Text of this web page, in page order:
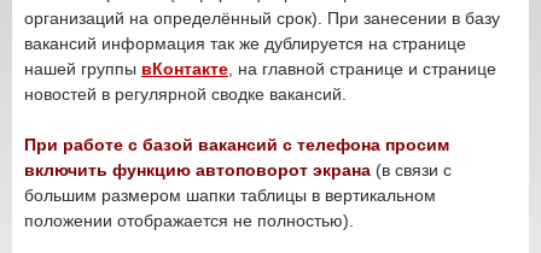
организаций на определённый срок). При занесении в базу
вакансий информация так же дублируется на странице
нашей группы вКонтакте на главной странице и странице
новостей в регулярной сводке вакансий.
При работе с базой вакансий с телефона просим
включить функцию автоповорот экрана (в связи с
большим размером шапки таблицы в вертикальном
положении отображается не полностью).